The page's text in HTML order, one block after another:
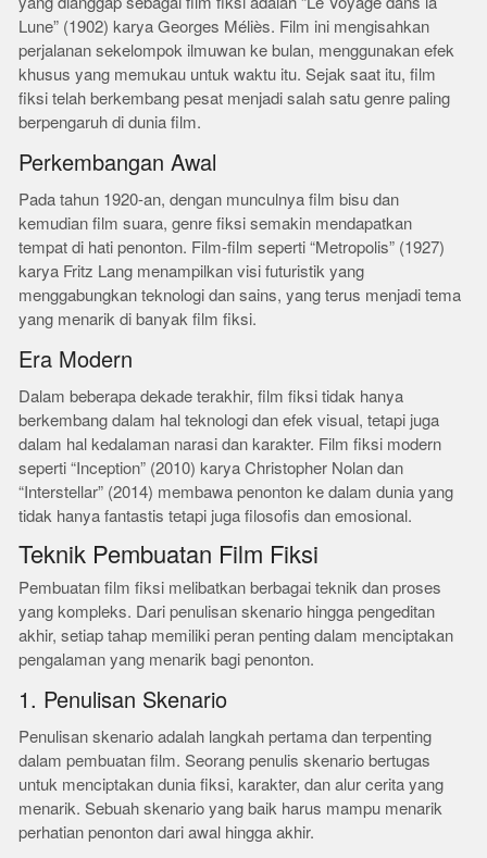
Lune” (1902) karya Georges Méliès. Film ini mengisahkan
perjalanan sekelompok ilmuwan ke bulan, menggunakan efek
khusus yang memukau untuk waktu itu. Sejak saat itu, film
fiksi telah berkembang pesat menjadi salah satu genre paling
berpengaruh di dunia film.
Perkembangan Awal
Pada tahun 1920-an, dengan munculnya film bisu dan
kemudian film suara, genre fiksi semakin mendapatkan
tempat di hati penonton. Film-film seperti “Metropolis” (1927)
karya Fritz Lang menampilkan visi futuristik yang
menggabungkan teknologi dan sains, yang terus menjadi tema
yang menarik di banyak film fiksi.
Era Modern
Dalam beberapa dekade terakhir, film fiksi tidak hanya
berkembang dalam hal teknologi dan efek visual, tetapi juga
dalam hal kedalaman narasi dan karakter. Film fiksi modern
seperti “Inception” (2010) karya Christopher Nolan dan
“Interstellar” (2014) membawa penonton ke dalam dunia yang
tidak hanya fantastis tetapi juga filosofis dan emosional.
Teknik Pembuatan Film Fiksi
Pembuatan film fiksi melibatkan berbagai teknik dan proses
yang kompleks. Dari penulisan skenario hingga pengeditan
akhir, setiap tahap memiliki peran penting dalam menciptakan
pengalaman yang menarik bagi penonton.
1. Penulisan Skenario
Penulisan skenario adalah langkah pertama dan terpenting
dalam pembuatan film. Seorang penulis skenario bertugas
untuk menciptakan dunia fiksi, karakter, dan alur cerita yang
menarik. Sebuah skenario yang baik harus mampu menarik
perhatian penonton dari awal hingga akhir.